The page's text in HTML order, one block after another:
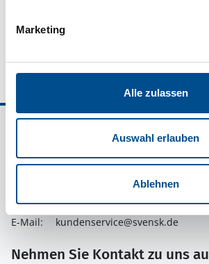
Marketing
Alle zulassen
Auswahl erlauben
Ablehnen
Ferienhausvermittlung
Schnackenburgallee 158
22525 Hamburg
Telefon: +49 40 54779585
E-Mail:
kundenservice@svensk.de
Nehmen Sie Kontakt zu uns